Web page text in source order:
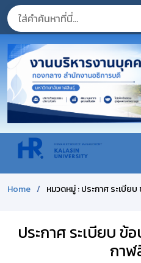
Home หมวดหมู่ : ประกาศ ระเบี
ประกาศ ระเบียบ
กา